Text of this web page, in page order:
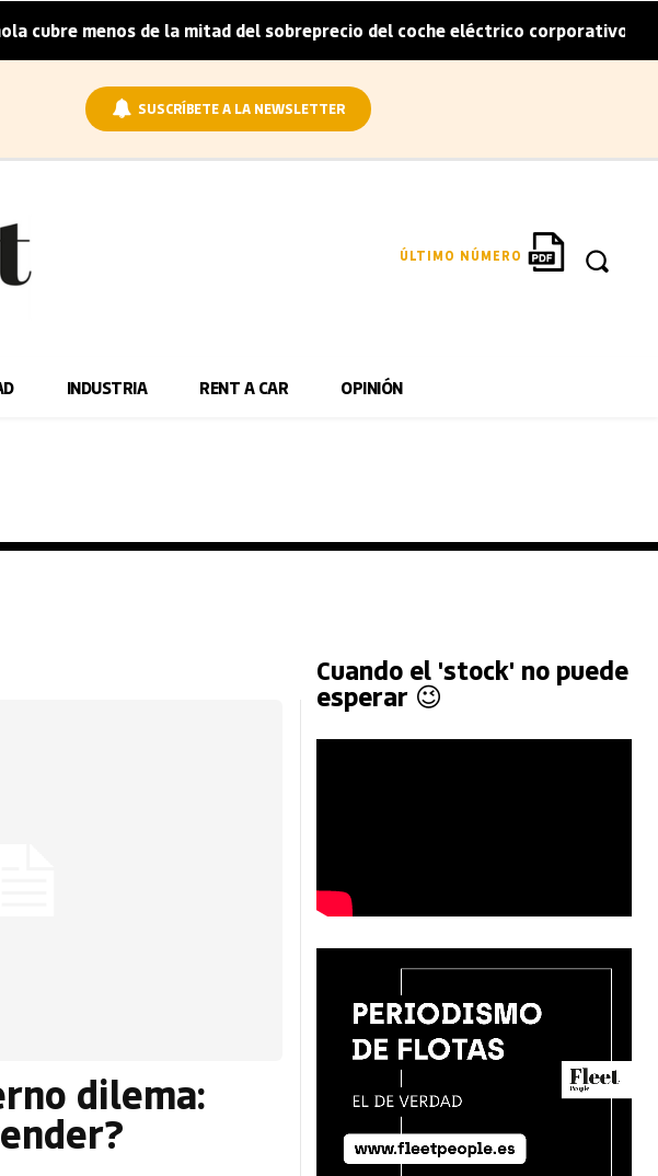
cubre menos de la mitad del sobreprecio del coche eléctrico corporativo |
SUSCRÍBETE A LA NEWSLETTER
ÚLTIMO NÚMERO
INDUSTRIA RENT A CAR OPINIÓN
dilema:
Cuando el 'stock' no puede
esperar 😉